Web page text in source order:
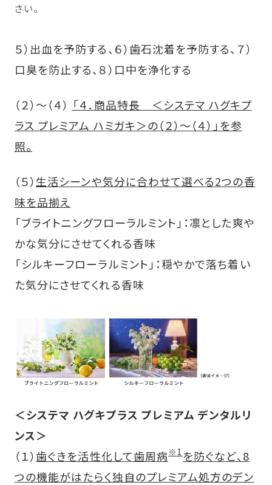
さい。
５）出血を予防する、６）歯石沈着を予防する、７）
口臭を防止する、８）口中を浄化する
（２）～（４） 「４．商品特長 ＜システマ ハグキプ
ラス プレミアム ハミガキ＞の（２）～（４）」を参
照。
（５）生活シーンや気分に合わせて選べる2つの香
味を品揃え
「ブライトニングフローラルミント」：凛とした爽や
かな気分にさせてくれる香味
「シルキーフローラルミント」：穏やかで落ち着い
た気分にさせてくれる香味
＜システマ ハグキプラス プレミアム デンタルリ
ンス＞
（１）歯ぐきを活性化して歯周病※1を防ぐなど、8
つの機能がはたらく独自のプレミアム処方のデン